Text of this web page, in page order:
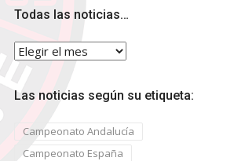
Todas las noticias…
Todas
las
noticias…
Las noticias según su etiqueta:
Campeonato Andalucía
Campeonato España